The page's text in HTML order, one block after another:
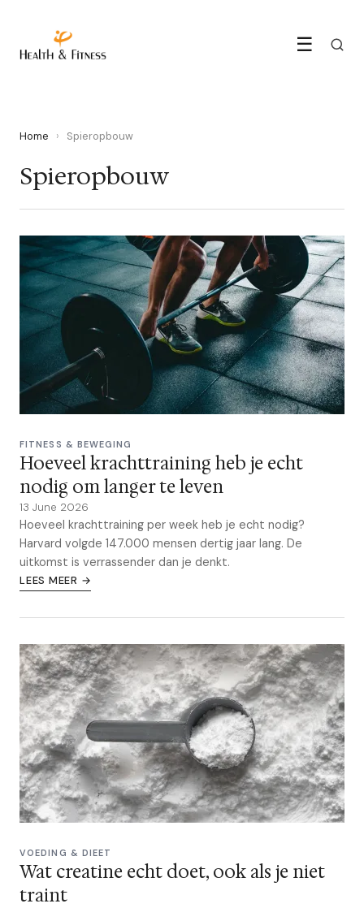
☰
Home › Spieropbouw
Spieropbouw
FITNESS & BEWEGING
Hoeveel krachttraining heb je echt
nodig om langer te leven
13 June 2026
Hoeveel krachttraining per week heb je echt nodig?
Harvard volgde 147.000 mensen dertig jaar lang. De
uitkomst is verrassender dan je denkt.
LEES MEER →
VOEDING & DIEET
Wat creatine echt doet, ook als je niet
traint